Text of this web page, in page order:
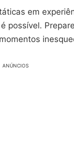
em
possível.
ANÚNCIOS